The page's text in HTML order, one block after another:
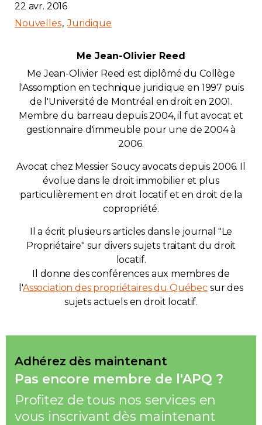
22 avr. 2016
Nouvelles Juridique
Me Jean-Olivier Reed
Me Jean-Olivier Reed est diplômé du Collège
l'Assomption en technique juridique en 1997 puis
de l'Université de Montréal en droit en 2001.
Membre du barreau depuis 2004, il fut avocat et
gestionnaire d'immeuble pour une de 2004 à
2006.
Avocat chez Messier Soucy avocats depuis 2006. Il
évolue dans le droit immobilier et plus
particulièrement en droit locatif et en droit de la
copropriété.
Il a écrit plusieurs articles dans le journal "Le
Propriétaire" sur divers sujets traitant du droit
locatif.
Il donne des conférences aux membres de
l'Association des propriétaires du Québec sur des
sujets actuels en droit locatif.
Adhérez dès maintenant
Pas encore membre de l'APQ ?
Profitez de tous nos services en
vous inscrivant dès maintenant